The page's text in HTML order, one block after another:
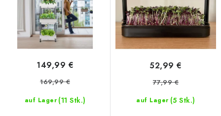
auf Lager (11 Stk.)
149,99 €
169,99 €
auf Lager (5 Stk.)
52,99 €
77,99 €